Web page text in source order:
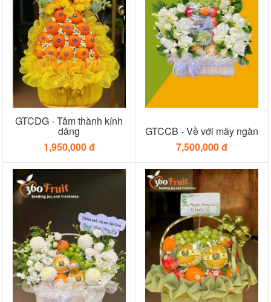
GTCDG - Tâm thành kính
dâng
1,950,000 đ
GTCCB - Về với mây ngàn
7,500,000 đ